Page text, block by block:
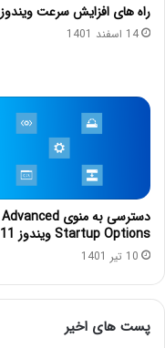
راه های افزایش سرعت ویندوز
14 اسفند 1401
دسترسی به منوی Advanced
Startup Options ویندوز 11
10 تیر 1401
پست های اخیر